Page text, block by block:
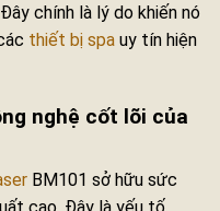
chính là lý do khiến nó
thiết bị spa uy tín hiện
nghệ cốt lõi của
BM101 sở hữu sức